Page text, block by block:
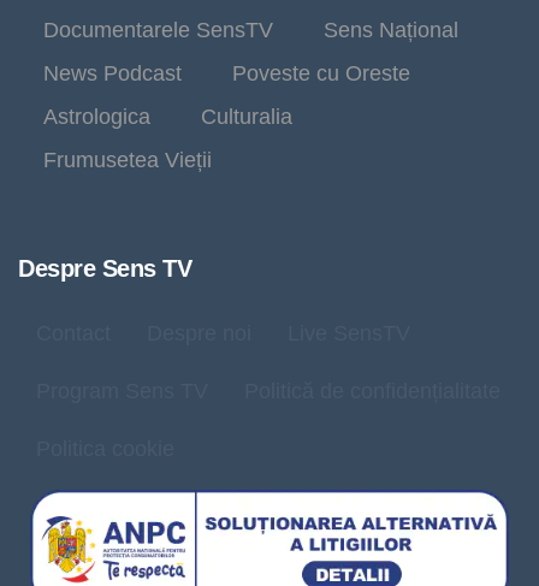
Documentarele SensTV
Sens Național
News Podcast
Poveste cu Oreste
Astrologica
Culturalia
Frumusetea Vieții
Despre Sens TV